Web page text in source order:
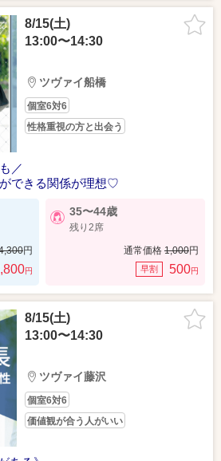
8/15(土)
13:00〜14:30
ツヴァイ船橋
個室6対6
性格重視の方と出会う
／
ができる関係が理想♡
円
円
35〜44歳
残り2席
通常価格 1,000円
早割 500円
8/15(土)
13:00〜14:30
ツヴァイ藤沢
個室6対6
価値観が合う人がいい